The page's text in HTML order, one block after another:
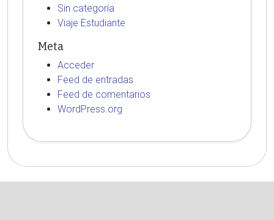
Sin categoría
Viaje Estudiante
Meta
Acceder
Feed de entradas
Feed de comentarios
WordPress.org